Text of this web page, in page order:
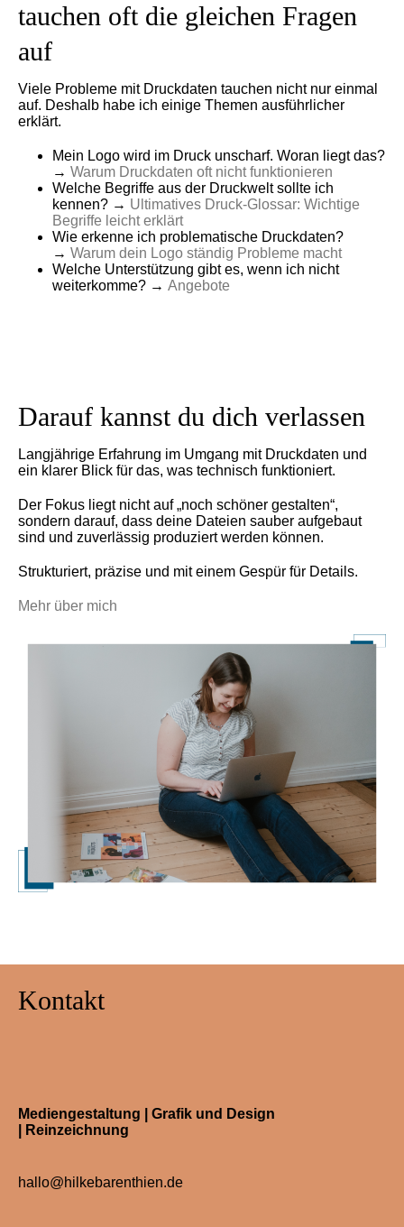
tauchen oft die gleichen Fragen
auf
Viele Probleme mit Druckdaten tauchen nicht nur einmal
auf. Deshalb habe ich einige Themen ausführlicher
erklärt.
Mein Logo wird im Druck unscharf. Woran liegt das?
→ Warum Druckdaten oft nicht funktionieren
Welche Begriffe aus der Druckwelt sollte ich
kennen? → Ultimatives Druck-Glossar: Wichtige
Begriffe leicht erklärt
Wie erkenne ich problematische Druckdaten?
→ Warum dein Logo ständig Probleme macht
Welche Unterstützung gibt es, wenn ich nicht
weiterkomme? → Angebote
Darauf kannst du dich verlassen
Langjährige Erfahrung im Umgang mit Druckdaten und
ein klarer Blick für das, was technisch funktioniert.
Der Fokus liegt nicht auf „noch schöner gestalten“,
sondern darauf, dass deine Dateien sauber aufgebaut
sind und zuverlässig produziert werden können.
Strukturiert, präzise und mit einem Gespür für Details.
Mehr über mich
Kontakt
Mediengestaltung | Grafik und Design
| Reinzeichnung
hallo@hilkebarenthien.de